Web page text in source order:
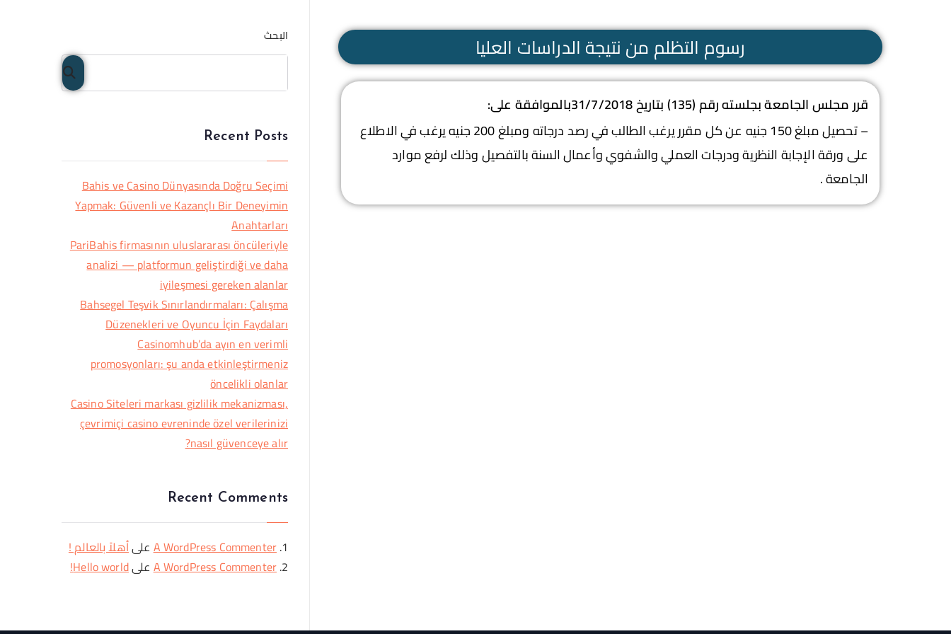
رسوم التظلم من نتيجة الدراسات العليا
قرر مجلس الجامعة بجلسته رقم (135) بتاريخ 31/7/2018بالموافقة على:
– تحصيل مبلغ 150 جنيه عن كل مقرر يرغب الطالب في رصد درجاته ومبلغ 200 جنيه يرغب في الاطلاع
على ورقة الإجابة النظرية ودرجات العملي والشفوي وأعمال السنة بالتفصيل وذلك لرفع موارد
الجامعة .
البحث
البح
ث
Recent Posts
Bahis ve Casino Dünyasında Doğru Seçimi
Yapmak: Güvenli ve Kazançlı Bir Deneyimin
Anahtarları
PariBahis firmasının uluslararası öncüleriyle
analizi — platformun geliştirdiği ve daha
iyileşmesi gereken alanlar
Bahsegel Teşvik Sınırlandırmaları: Çalışma
Düzenekleri ve Oyuncu İçin Faydaları
Casinomhub’da ayın en verimli
promosyonları: şu anda etkinleştirmeniz
öncelikli olanlar
Casino Siteleri markası gizlilik mekanizması,
çevrimiçi casino evreninde özel verilerinizi
nasıl güvenceye alır?
Recent Comments
A WordPress Commenterعلىأهلاً بالعالم !
A WordPress CommenterعلىHello world!